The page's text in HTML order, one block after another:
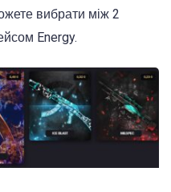
вибрати між 2
Energy.